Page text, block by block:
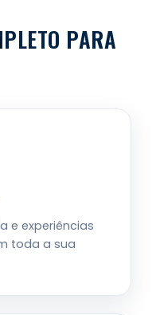
PARA
e experiências
toda a sua